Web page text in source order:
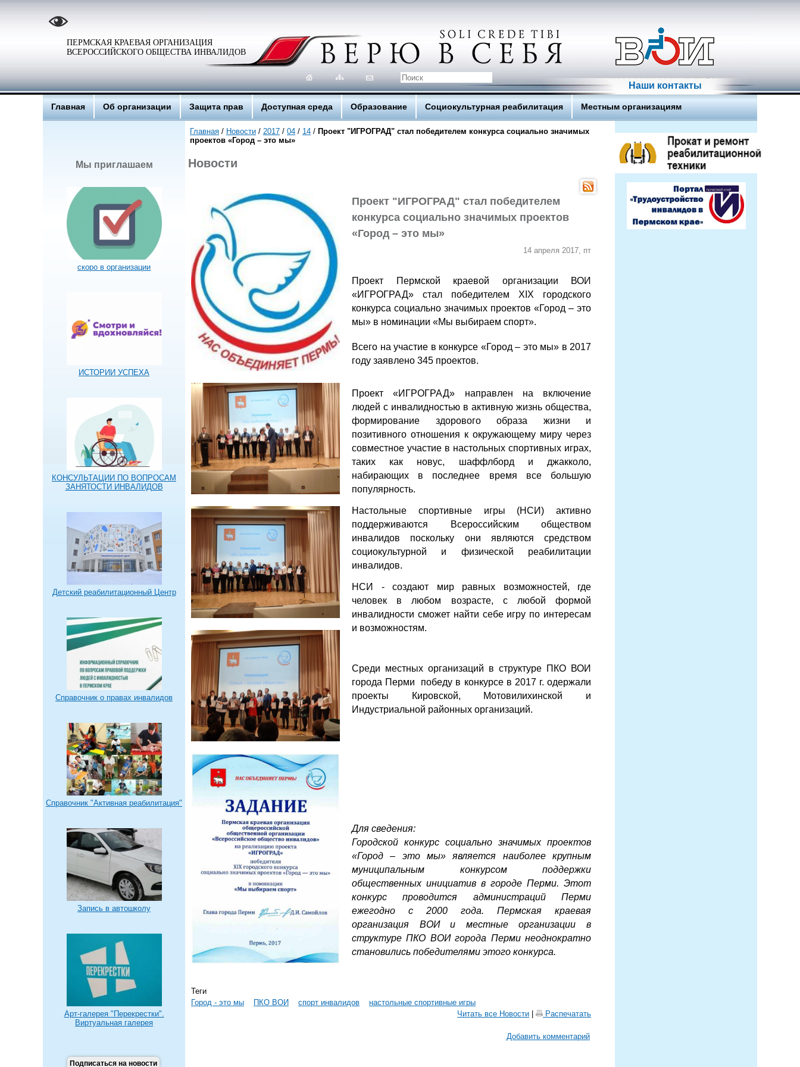
ПЕРМСКАЯ КРАЕВАЯ ОРГАНИЗАЦИЯ
ВСЕРОССИЙСКОГО ОБЩЕСТВА ИНВАЛИДОВ
Наши контакты
Главная Об организации Защита прав Доступная среда Образование Социокультурная реабилитация Местным организациям
Мы приглашаем
скоро в организации
ИСТОРИИ УСПЕХА
КОНСУЛЬТАЦИИ ПО ВОПРОСАМ
ЗАНЯТОСТИ ИНВАЛИДОВ
Детский реабилитационный Центр
Справочник о правах инвалидов
Справочник "Активная реабилитация"
Запись в автошколу
Арт-галерея "Перекрестки".
Виртуальная галерея
Подписаться на новости
Главная / Новости / 2017 / 04 / 14 / Проект "ИГРОГРАД" стал победителем конкурса социально значимых
проектов «Город – это мы»
Новости
Проект "ИГРОГРАД" стал победителем
конкурса социально значимых проектов
«Город – это мы»
14 апреля 2017, пт
Проект Пермской краевой организации ВОИ
«ИГРОГРАД» стал победителем XIX городского
конкурса социально значимых проектов «Город – это
мы» в номинации «Мы выбираем спорт».
Всего на участие в конкурсе «Город – это мы» в 2017
году заявлено 345 проектов.
Проект «ИГРОГРАД» направлен на включение
людей с инвалидностью в активную жизнь общества,
формирование здорового образа жизни и
позитивного отношения к окружающему миру через
совместное участие в настольных спортивных играх,
таких как новус, шаффлборд и джакколо,
набирающих в последнее время все большую
популярность.
Настольные спортивные игры (НСИ) активно
поддерживаются Всероссийским обществом
инвалидов поскольку они являются средством
социокультурной и физической реабилитации
инвалидов.
НСИ - создают мир равных возможностей, где
человек в любом возрасте, с любой формой
инвалидности сможет найти себе игру по интересам
и возможностям.
Среди местных организаций в структуре ПКО ВОИ
города Перми победу в конкурсе в 2017 г. одержали
проекты Кировской, Мотовилихинской и
Индустриальной районных организаций.
Для сведения:
Городской конкурс социально значимых проектов
«Город – это мы» является наиболее крупным
муниципальным конкурсом поддержки
общественных инициатив в городе Перми. Этот
конкурс проводится администраций Перми
ежегодно с 2000 года. Пермская краевая
организация ВОИ и местные организации в
структуре ПКО ВОИ города Перми неоднократно
становились победителями этого конкурса.
Теги
Город - это мы
ПКО ВОИ спорт инвалидов
настольные спортивные игры
Читать все Новости
Распечатать
Добавить комментарий